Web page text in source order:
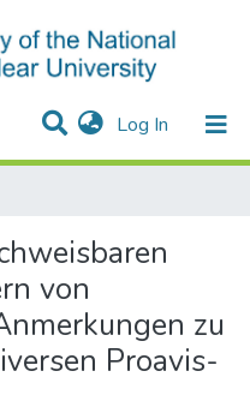
Log In (current)
von
zu
Proavis-